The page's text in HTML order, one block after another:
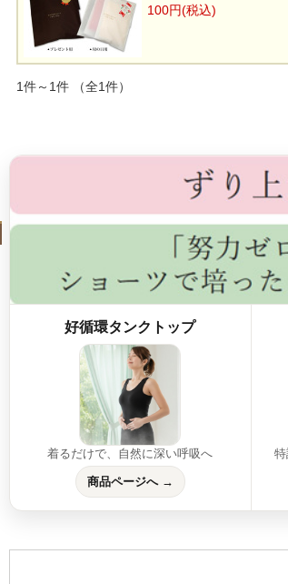
100円(税込)
1件～1件 （全1件）
好循環タンクトップ
着るだけで、自然に深い呼吸へ
商品ページへ →